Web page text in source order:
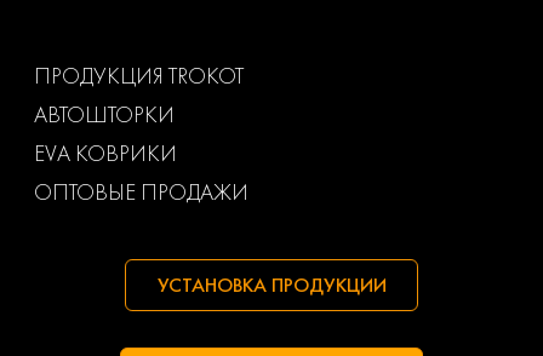
Маз
ПРОДУКЦИЯ TROKOT
АВТОШТОРКИ
EVA КОВРИКИ
ОПТОВЫЕ ПРОДАЖИ
УСТАНОВКА ПРОДУКЦИИ